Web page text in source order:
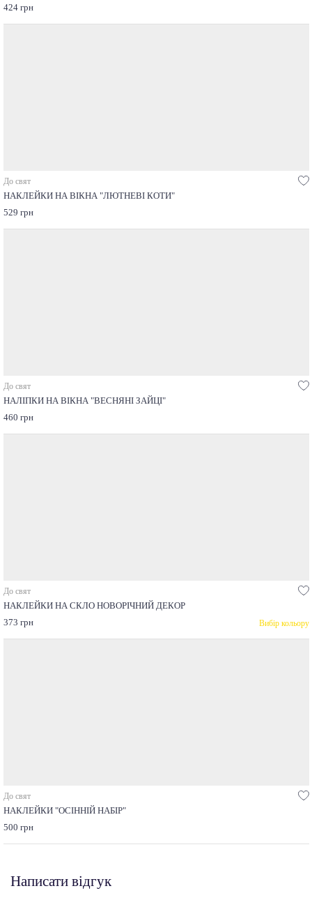
424 грн
До свят
НАКЛЕЙКИ НА ВІКНА "ЛЮТНЕВІ КОТИ"
529 грн
До свят
НАЛІПКИ НА ВІКНА "ВЕСНЯНІ ЗАЙЦІ"
460 грн
До свят
НАКЛЕЙКИ НА СКЛО НОВОРІЧНИЙ ДЕКОР
373 грн
Вибір кольору
До свят
НАКЛЕЙКИ "ОСІННІЙ НАБІР"
500 грн
Написати відгук